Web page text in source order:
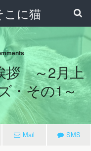
に猫
拶 ～2月上
・その1～
Mail SMS